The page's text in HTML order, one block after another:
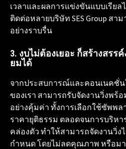
เวลาและผลการแข่งขันแบบเรีย
ติดต่อหลายบริษัท SES Group ส
อย่างราบรื่น
3. งบไม่ต้องเยอะ ก็สร้างสร
ยมได้
จากประสบการณ์และคอนเนคชั่น
ของเรา สามารถรับจัดงานวิ่งพร้
อย่างคุ้มค่า ทั้งการเลือกใช้ซัพพ
ราคายุติธรรม ตลอดจนการบริห
คล่องตัว ทำให้สามารถจัดงานวิ่
กำหนด โดยไม่ลดคุณภาพ หรือม